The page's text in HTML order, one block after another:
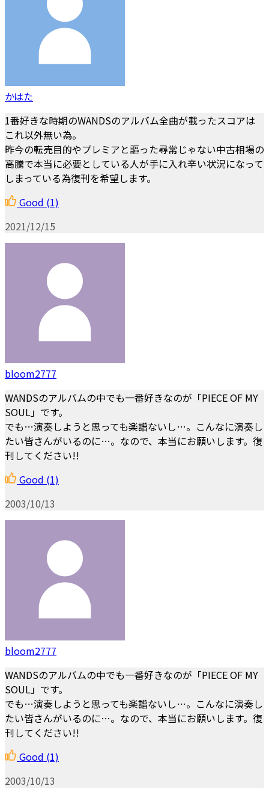
かはた
1番好きな時期のWANDSのアルバム全曲が載ったスコアは
これ以外無い為。
昨今の転売目的やプレミアと謳った尋常じゃない中古相場の
高騰で本当に必要としている人が手に入れ辛い状況になって
しまっている為復刊を希望します。
Good (1)
2021/12/15
bloom2777
WANDSのアルバムの中でも一番好きなのが「PIECE OF MY
SOUL」です。
でも…演奏しようと思っても楽譜ないし…。こんなに演奏し
たい皆さんがいるのに…。なので、本当にお願いします。復
刊してください!!
Good (1)
2003/10/13
bloom2777
WANDSのアルバムの中でも一番好きなのが「PIECE OF MY
SOUL」です。
でも…演奏しようと思っても楽譜ないし…。こんなに演奏し
たい皆さんがいるのに…。なので、本当にお願いします。復
刊してください!!
Good (1)
2003/10/13